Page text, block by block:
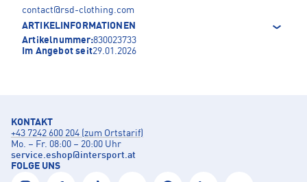
contact@rsd-clothing.com
ARTIKELINFORMATIONEN
Artikelnummer:830023733
Im Angebot seit29.01.2026
KONTAKT
+43 7242 600 204 (zum Ortstarif)
Mo. – Fr. 08:00 – 20:00 Uhr
service.eshop@intersport.at
FOLGE UNS